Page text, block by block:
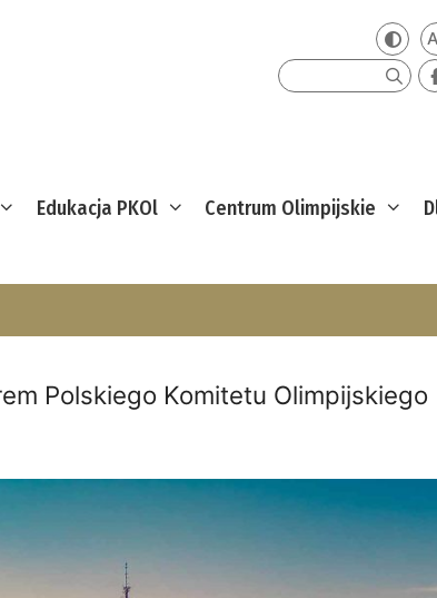
Edukacja PKOl Centrum Olimpijskie
Polskiego Komitetu Olimpijskiego